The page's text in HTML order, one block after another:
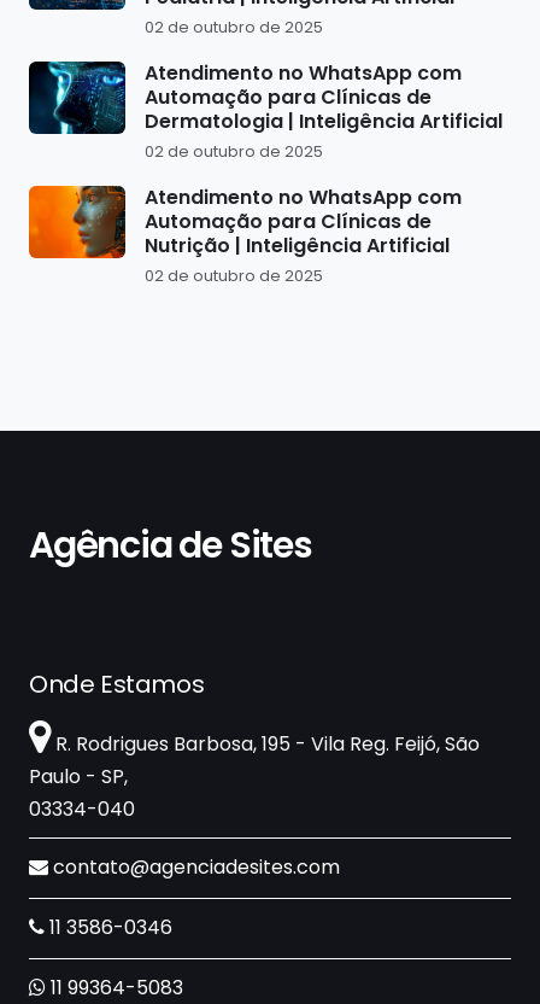
02 de outubro de 2025
Atendimento no WhatsApp com
Automação para Clínicas de
Dermatologia | Inteligência Artificial
02 de outubro de 2025
Atendimento no WhatsApp com
Automação para Clínicas de
Nutrição | Inteligência Artificial
02 de outubro de 2025
Agência de Sites
Onde Estamos
R. Rodrigues Barbosa, 195 - Vila Reg. Feijó, São
Paulo - SP,
03334-040
contato@agenciadesites.com
11 3586-0346
11 99364-5083